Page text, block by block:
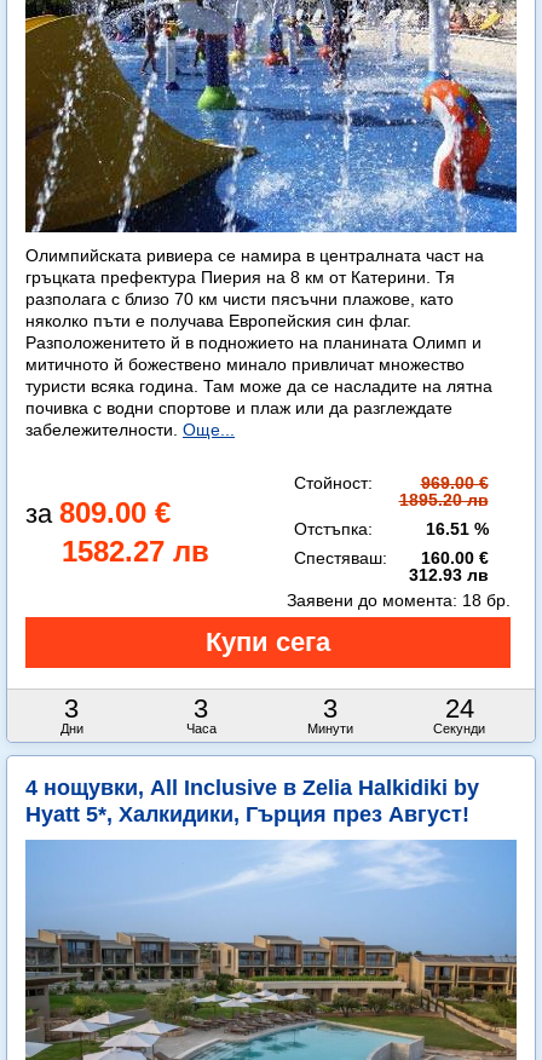
Олимпийската ривиера се намира в централната част на
гръцката префектура Пиерия на 8 км от Катерини. Тя
разполага с близо 70 км чисти пясъчни плажове, като
няколко пъти е получава Европейския син флаг.
Разположенитето й в подножието на планината Олимп и
митичното й божествено минало привличат множество
туристи всяка година. Там може да се насладите на лятна
почивка с водни спортове и плаж или да разглеждате
забележителности. Още...
809.00 €
1582.27 лв
Стойност:
969.00 €
1895.20 лв
Отстъпка:
16.51 %
Спестяваш:
160.00 €
312.93 лв
3
Дни
3
Часа
3
Минути
22
Секунди
Заявени до момента: 18 бр.
4 нощувки, All Inclusive в Zelia Halkidiki by
Hyatt 5*, Халкидики, Гърция през Август!